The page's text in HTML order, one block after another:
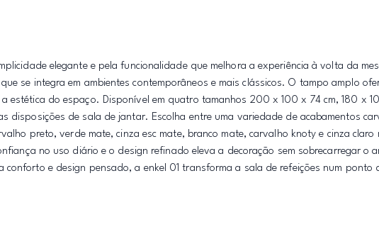
elegante e pela funcionalidade que melhora a experiência à volta da
se integra em ambientes contemporâneos e mais clássicos. O tampo amplo
estética do espaço. Disponível em quatro tamanhos 200 x 100 x 74 cm, 180 x
disposições de sala de jantar. Escolha entre uma variedade de acabamentos
preto, verde mate, cinza esc mate, branco mate, carvalho knoty e cinza claro
no uso diário e o design refinado eleva a decoração sem sobrecarregar o
conforto e design pensado, a enkel 01 transforma a sala de refeições num ponto